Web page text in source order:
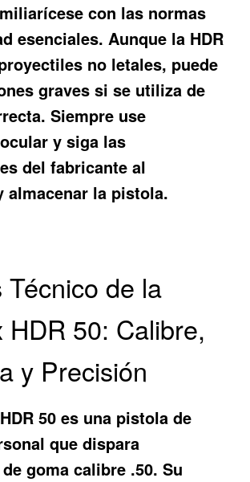
con las normas
esenciales. Aunque la HDR
no letales, puede
graves si se utiliza de
Siempre use
y siga las
del fabricante al
almacenar la pistola.
Técnico de la
HDR 50: Calibre,
y Precisión
50 es una pistola de
que dispara
goma calibre .50. Su